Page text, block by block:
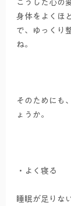
こうした心の
身体をよくほ
で、ゆっくり
ね。
そのためにも
ょうか。
・よく寝る
睡眠が足りな